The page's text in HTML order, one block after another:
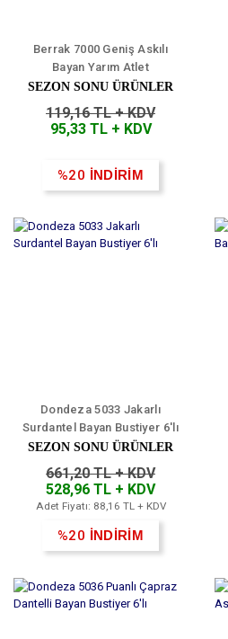
Berrak 7000 Geniş Askılı
Bayan Yarım Atlet
SEZON SONU ÜRÜNLER
119,16 TL + KDV
95,33 TL + KDV
%20 İNDİRİM
Dondeza 5033 Jakarlı
Surdantel Bayan Bustiyer 6'lı
SEZON SONU ÜRÜNLER
661,20 TL + KDV
528,96 TL + KDV
Adet Fiyatı: 88,16 TL + KDV
%20 İNDİRİM